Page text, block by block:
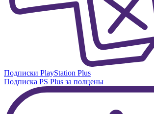
Подписки PlayStation Plus
Подписка PS Plus за полцены